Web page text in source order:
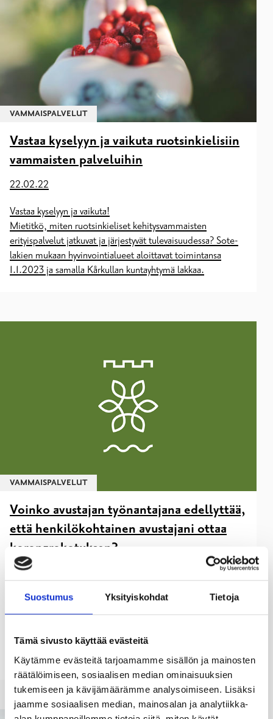
Suostumus Yksityiskohdat Tietoja
Tämä sivusto käyttää evästeitä
Käytämme evästeitä tarjoamamme sisällön ja mainosten
räätälöimiseen, sosiaalisen median ominaisuuksien
tukemiseen ja kävijämäärämme analysoimiseen. Lisäksi
jaamme sosiaalisen median, mainosalan ja analytiikka-
VAMMAISPALVELUT
Vastaa kyselyyn ja vaikuta ruotsinkielisiin
vammaisten palveluihin
22.02.22
Vastaa kyselyyn ja vaikuta!
Mietitkö, miten ruotsinkieliset kehitysvammaisten
erityispalvelut jatkuvat ja järjestyvät tulevaisuudessa? Sote-
lakien mukaan hyvinvointialueet aloittavat toimintansa
1.1.2023 ja samalla Kårkullan kuntayhtymä lakkaa.
VAMMAISPALVELUT
Voinko avustajan työnantajana edellyttää,
että henkilökohtainen avustajani ottaa
koronarokotuksen?
31.01.22
Terveysviranomaiset suosittelevat koronarokotuksen
ottamista. Rokotuksen ottaminen suojaa paitsi työntekijää
henkilöitä. Aiemmin rokotusten ottaminen on ollut
avustajille